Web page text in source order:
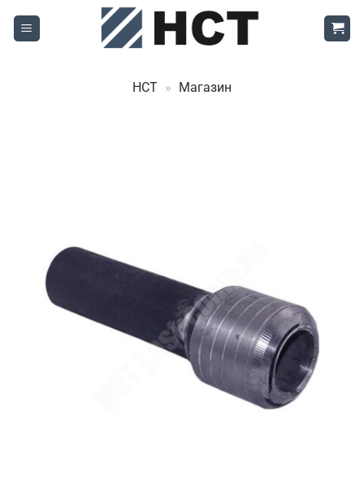
НСТ » Магазин